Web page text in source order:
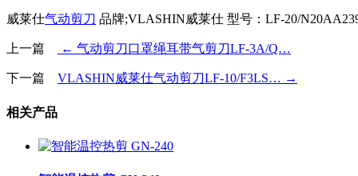
威莱仕气动剪刀 品牌;VLASHIN威莱仕 型号：LF-20/
上一篇 ← 气动剪刀口罩绳耳带气剪刀LF-3A/Q…
下一篇 VLASHIN威莱仕气动剪刀LF-10/F3LS… →
相关产品